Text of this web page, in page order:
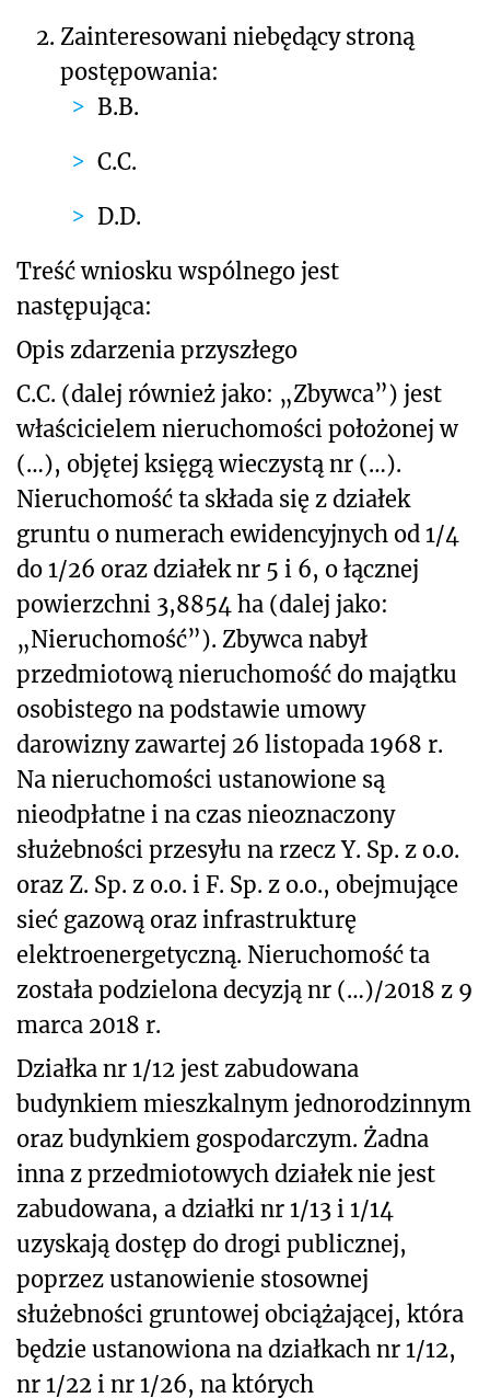
2. Zainteresowani niebędący stroną
postępowania:
B.B.
C.C.
D.D.
Treść wniosku wspólnego jest
następująca:
Opis zdarzenia przyszłego
C.C. (dalej również jako: „Zbywca”) jest
właścicielem nieruchomości położonej w
(…), objętej księgą wieczystą nr (…).
Nieruchomość ta składa się z działek
gruntu o numerach ewidencyjnych od 1/4
do 1/26 oraz działek nr 5 i 6, o łącznej
powierzchni 3,8854 ha (dalej jako:
„Nieruchomość”). Zbywca nabył
przedmiotową nieruchomość do majątku
osobistego na podstawie umowy
darowizny zawartej 26 listopada 1968 r.
Na nieruchomości ustanowione są
nieodpłatne i na czas nieoznaczony
służebności przesyłu na rzecz Y. Sp. z o.o.
oraz Z. Sp. z o.o. i F. Sp. z o.o., obejmujące
sieć gazową oraz infrastrukturę
elektroenergetyczną. Nieruchomość ta
została podzielona decyzją nr (…)/2018 z 9
marca 2018 r.
Działka nr 1/12 jest zabudowana
budynkiem mieszkalnym jednorodzinnym
oraz budynkiem gospodarczym. Żadna
inna z przedmiotowych działek nie jest
zabudowana, a działki nr 1/13 i 1/14
uzyskają dostęp do drogi publicznej,
poprzez ustanowienie stosownej
służebności gruntowej obciążającej, która
będzie ustanowiona na działkach nr 1/12,
nr 1/22 i nr 1/26, na których